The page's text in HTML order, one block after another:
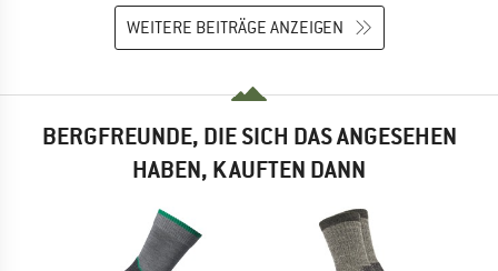
WEITERE BEITRÄGE ANZEIGEN
BERGFREUNDE, DIE SICH DAS ANGESEHEN
HABEN, KAUFTEN DANN